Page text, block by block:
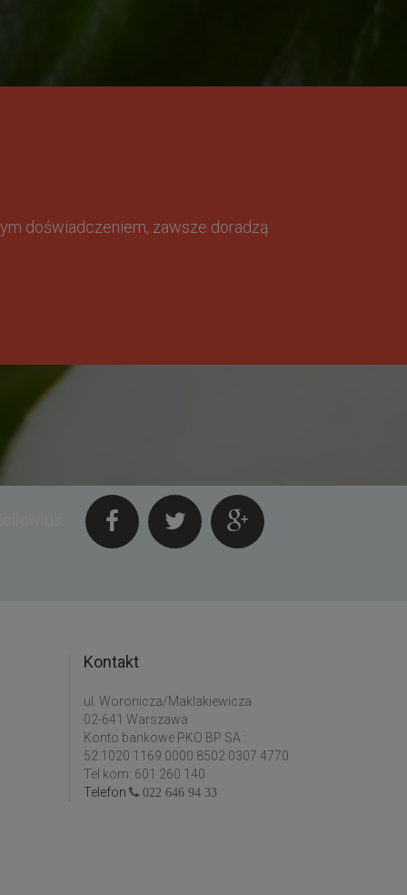
doświadczeniem, zawsze doradzą
Kontakt
ul. Woronicza/Maklakiewicza
02-641 Warszawa
Konto bankowe PKO BP SA :
52 1020 1169 0000 8502 0307 4770
Tel kom: 601 260 140
Telefon
022 646 94 33